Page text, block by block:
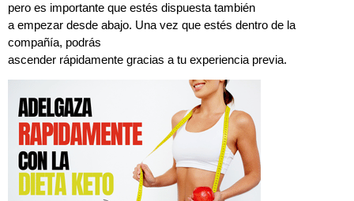
pero es importante que estés dispuesta también
a empezar desde abajo. Una vez que estés dentro de la
compañía, podrás
ascender rápidamente gracias a tu experiencia previa.